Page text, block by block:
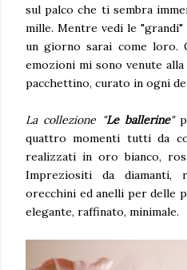
sul palco che ti sembra
mille. Mentre vedi le
un giorno sarai come
emozioni mi sono venute
pacchettino, curato in ogni
La collezione "Le ballerine"
quattro momenti tutti da
realizzati in oro bianco,
Impreziositi da diamanti,
orecchini ed anelli per delle
elegante, raffinato, minimale.